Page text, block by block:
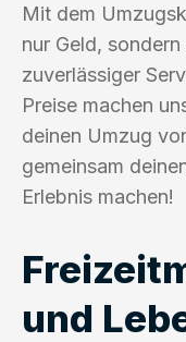
Mit dem
nur Geld,
zuverlässiger
Preise machen
deinen Umzug
gemeinsam
Erlebnis machen!
und